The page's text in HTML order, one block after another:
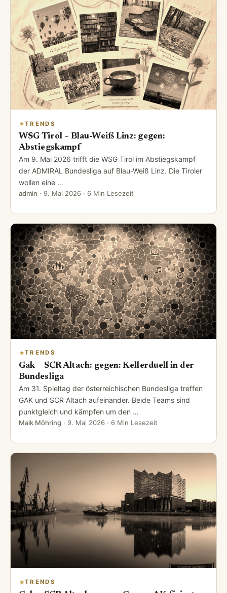
TRENDS
WSG Tirol – Blau-Weiß Linz: gegen:
Abstiegskampf
Am 9. Mai 2026 trifft die WSG Tirol im Abstiegskampf
der ADMIRAL Bundesliga auf Blau-Weiß Linz. Die Tiroler
wollen eine …
admin · 9. Mai 2026 · 6 Min Lesezeit
TRENDS
Gak – SCR Altach: gegen: Kellerduell in der
Bundesliga
Am 31. Spieltag der österreichischen Bundesliga treffen
GAK und SCR Altach aufeinander. Beide Teams sind
punktgleich und kämpfen um den …
Maik Möhring · 9. Mai 2026 · 6 Min Lesezeit
TRENDS